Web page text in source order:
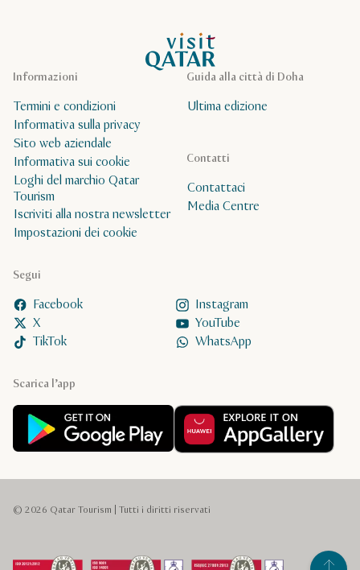
Pagina iniziale Visit Qatar
Scarica l’app
Guida alla città di Doha
Ultima edizione
Segui
Facebook
Instagram
X
YouTube
TikTok
WhatsApp
Contatti
Contattaci
Media Centre
Informazioni
Termini e condizioni
Informativa sulla privacy
Sito web aziendale
Informativa sui cookie
Loghi del marchio Qatar
Tourism
Iscriviti alla nostra newsletter
Impostazioni dei cookie
© 2026 Qatar Tourism | Tutti i diritti riservati